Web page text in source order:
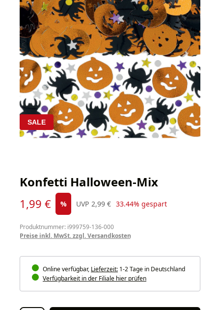
SALE
Konfetti Halloween-Mix
Verkaufspreis:
1,99 € % UVP
Regulärer Preis:
2,99 € 33.44% gespart
Produktnummer: i999759-136-000
Preise inkl. MwSt. zzgl. Versandkosten
Online verfügbar, Lieferzeit: 1-2 Tage in Deutschland
Verfügbarkeit in der Filiale hier prüfen